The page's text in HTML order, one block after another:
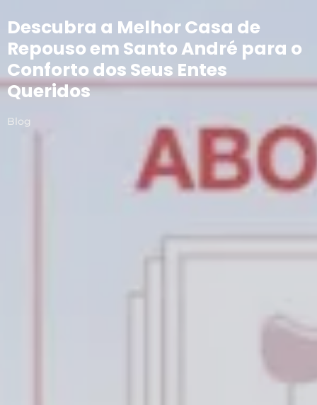
Descubra a Melhor Casa de
Repouso em Santo André para o
Conforto dos Seus Entes
Queridos
Blog